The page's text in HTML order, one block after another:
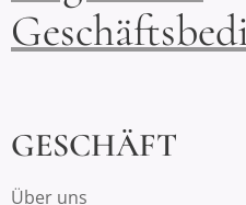
GESCHÄFT
Über uns